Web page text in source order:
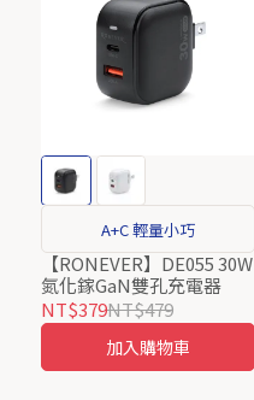
A+C 輕量小巧
【RONEVER】DE055 30W
氮化鎵GaN雙孔充電器
NT$379NT$479
加入購物車